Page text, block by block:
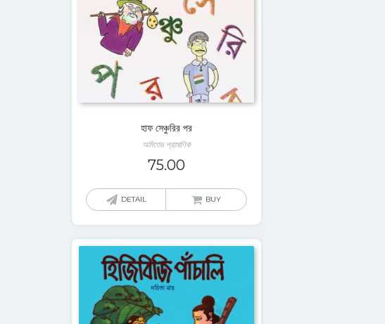
হাফ সেঞ্চুরির পর
অমিতাভ প্রামাণিক
75.00
DETAIL BUY